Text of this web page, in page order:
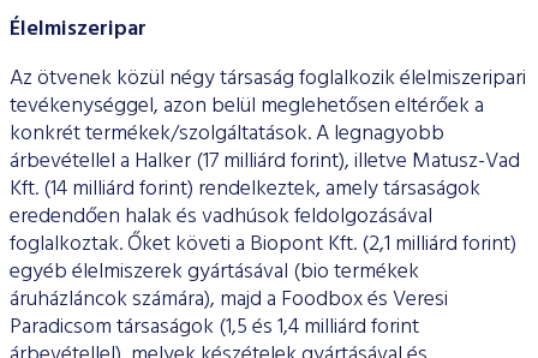
Élelmiszeripar
Az ötvenek közül négy társaság foglalkozik élelmiszeripari
tevékenységgel, azon belül meglehetősen eltérőek a
konkrét termékek/szolgáltatások. A legnagyobb
árbevétellel a Halker (17 milliárd forint), illetve Matusz-Vad
Kft. (14 milliárd forint) rendelkeztek, amely társaságok
eredendően halak és vadhúsok feldolgozásával
foglalkoztak. Őket követi a Biopont Kft. (2,1 milliárd forint)
egyéb élelmiszerek gyártásával (bio termékek
áruházláncok számára), majd a Foodbox és Veresi
Paradicsom társaságok (1,5 és 1,4 milliárd forint